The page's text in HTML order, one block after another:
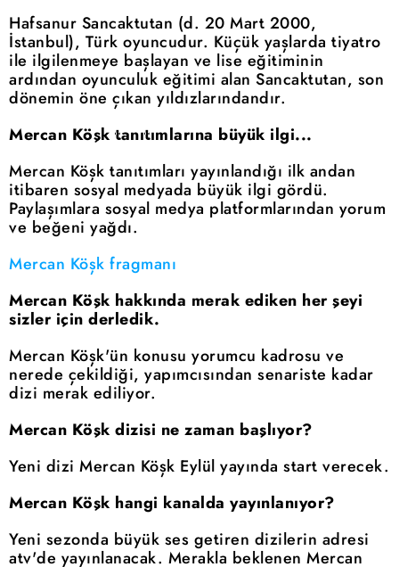
Hafsanur Sancaktutan (d. 20 Mart 2000,
İstanbul), Türk oyuncudur. Küçük yaşlarda tiyatro
ile ilgilenmeye başlayan ve lise eğitiminin
ardından oyunculuk eğitimi alan Sancaktutan, son
dönemin öne çıkan yıldızlarındandır.
Mercan Köşk tanıtımlarına büyük ilgi...
Mercan Köşk tanıtımları yayınlandığı ilk andan
itibaren sosyal medyada büyük ilgi gördü.
Paylaşımlara sosyal medya platformlarından yorum
ve beğeni yağdı.
Mercan Köşk fragmanı
Mercan Köşk hakkında merak ediken her şeyi
sizler için derledik.
Mercan Köşk'ün konusu yorumcu kadrosu ve
nerede çekildiği, yapımcısından senariste kadar
dizi merak ediliyor.
Mercan Köşk dizisi ne zaman başlıyor?
Yeni dizi Mercan Köşk Eylül yayında start verecek.
Mercan Köşk hangi kanalda yayınlanıyor?
Yeni sezonda büyük ses getiren dizilerin adresi
atv'de yayınlanacak. Merakla beklenen Mercan